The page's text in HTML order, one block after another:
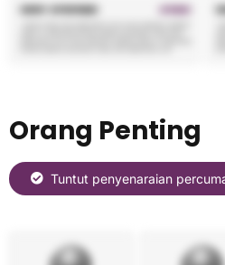
Orang Penting
Tuntut penyenaraian